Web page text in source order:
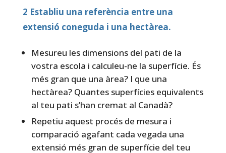
2 Establiu una referència entre una
extensió coneguda i una hectàrea.
Mesureu les dimensions del pati de la
vostra escola i calculeu-ne la superfície. És
més gran que una àrea? I que una
hectàrea? Quantes superfícies equivalents
al teu pati s’han cremat al Canadà?
Repetiu aquest procés de mesura i
comparació agafant cada vegada una
extensió més gran de superfície del teu